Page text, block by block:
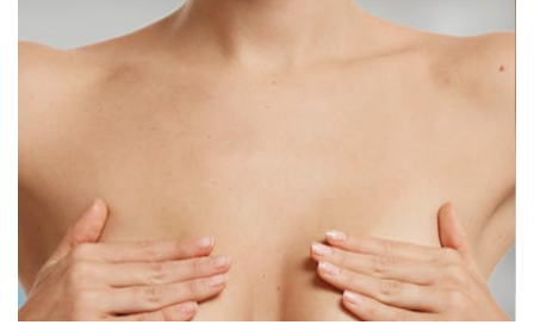
جراحة الثدي